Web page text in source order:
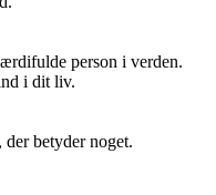
person i verden.
i dit liv.
betyder noget.